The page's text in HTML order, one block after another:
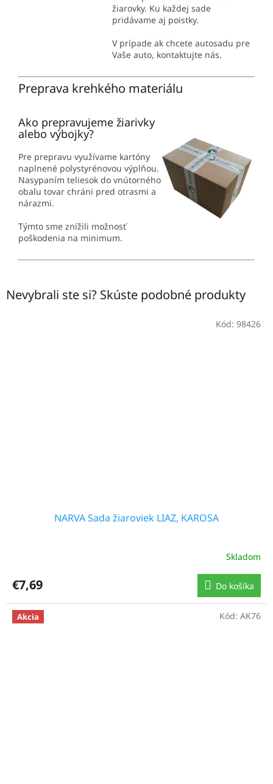
žiarovky. Ku každej sade
pridávame aj poistky.
V prípade ak chcete autosadu pre
Vaše auto, kontaktujte nás.
Preprava krehkého materiálu
Ako prepravujeme žiarivky
alebo výbojky?
Pre prepravu využívame kartóny
naplnené polystyrénovou výplňou.
Nasypaním teliesok do vnútorného
obalu tovar chráni pred otrasmi a
nárazmi.
Týmto sme znížili možnosť
poškodenia na minimum.
Nevybrali ste si? Skúste podobné produkty
NARVA Sada žiaroviek LIAZ, KAROSA
Skladom
€7,69 Do košíka
Kód: 98426
Akcia Kód: AK76